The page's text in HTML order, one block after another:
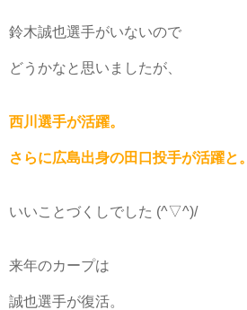
鈴木誠也選手がいないので
どうかなと思いましたが、
西川選手が活躍。
さらに広島出身の田口投手が活躍と。
いいことづくしでした (^▽^)/
来年のカープは
誠也選手が復活。